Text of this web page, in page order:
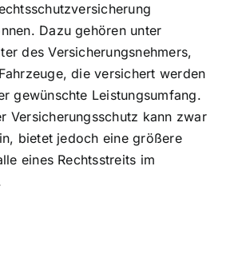
Dazu gehören unter
des Versicherungsnehmers,
die versichert werden
gewünschte Leistungsumfang.
Versicherungsschutz kann zwar
bietet jedoch eine größere
eines Rechtsstreits im